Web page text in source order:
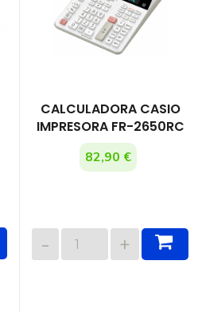
CALCULADORA CASIO
IMPRESORA FR-2650RC
82,90 €